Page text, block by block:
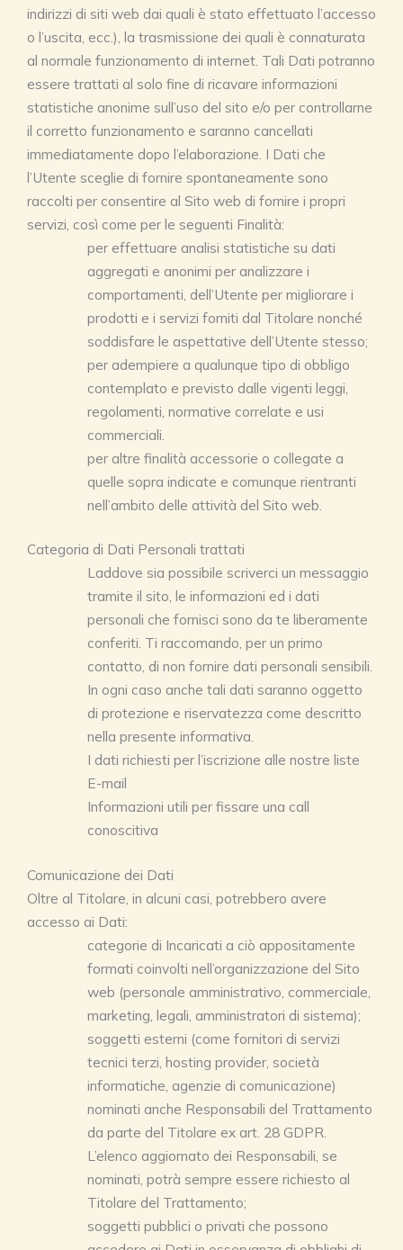
indirizzi di siti web dai quali è stato effettuato l’accesso
o l’uscita, ecc.), la trasmissione dei quali è connaturata
al normale funzionamento di internet. Tali Dati potranno
essere trattati al solo fine di ricavare informazioni
statistiche anonime sull’uso del sito e/o per controllarne
il corretto funzionamento e saranno cancellati
immediatamente dopo l’elaborazione. I Dati che
l’Utente sceglie di fornire spontaneamente sono
raccolti per consentire al Sito web di fornire i propri
servizi, così come per le seguenti Finalità:
per effettuare analisi statistiche su dati
aggregati e anonimi per analizzare i
comportamenti, dell’Utente per migliorare i
prodotti e i servizi forniti dal Titolare nonché
soddisfare le aspettative dell’Utente stesso;
per adempiere a qualunque tipo di obbligo
contemplato e previsto dalle vigenti leggi,
regolamenti, normative correlate e usi
commerciali.
per altre finalità accessorie o collegate a
quelle sopra indicate e comunque rientranti
nell’ambito delle attività del Sito web.
Categoria di Dati Personali trattati
Laddove sia possibile scriverci un messaggio
tramite il sito, le informazioni ed i dati
personali che fornisci sono da te liberamente
conferiti. Ti raccomando, per un primo
contatto, di non fornire dati personali sensibili.
In ogni caso anche tali dati saranno oggetto
di protezione e riservatezza come descritto
nella presente informativa.
I dati richiesti per l’iscrizione alle nostre liste
E-mail
Informazioni utili per fissare una call
conoscitiva
Comunicazione dei Dati
Oltre al Titolare, in alcuni casi, potrebbero avere
accesso ai Dati:
categorie di Incaricati a ciò appositamente
formati coinvolti nell’organizzazione del Sito
web (personale amministrativo, commerciale,
marketing, legali, amministratori di sistema);
soggetti esterni (come fornitori di servizi
tecnici terzi, hosting provider, società
informatiche, agenzie di comunicazione)
nominati anche Responsabili del Trattamento
da parte del Titolare ex art. 28 GDPR.
L’elenco aggiornato dei Responsabili, se
nominati, potrà sempre essere richiesto al
Titolare del Trattamento;
soggetti pubblici o privati che possono